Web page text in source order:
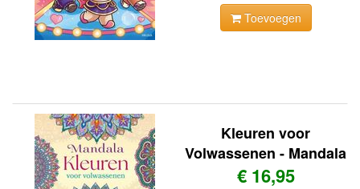
Toevoegen
Kleuren voor
Volwassenen - Mandala
€ 16,95